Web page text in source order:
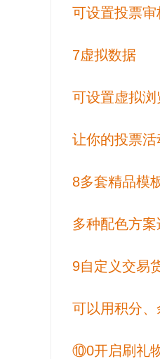
可设置投票
7虚拟数据
可设置虚拟
让你的投票
8多套精品模
多种配色方
9自定义交易
可以用积分
⑩0开启刷礼